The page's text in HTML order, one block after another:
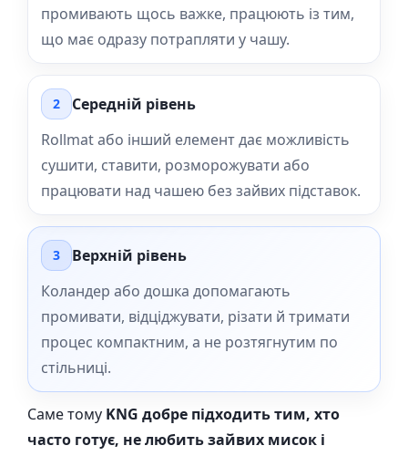
промивають щось важке, працюють із тим,
що має одразу потрапляти у чашу.
2
Середній рівень
Rollmat або інший елемент дає можливість
сушити, ставити, розморожувати або
працювати над чашею без зайвих підставок.
3
Верхній рівень
Коландер або дошка допомагають
промивати, відціджувати, різати й тримати
процес компактним, а не розтягнутим по
стільниці.
Саме тому KNG добре підходить тим, хто
часто готує, не любить зайвих мисок і